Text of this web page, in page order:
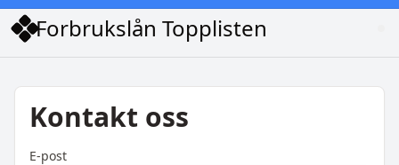
Forbrukslån Topplisten
Kontakt oss
E-post